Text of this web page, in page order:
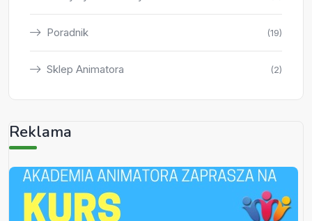
Poradnik (19)
Sklep Animatora (2)
Reklama